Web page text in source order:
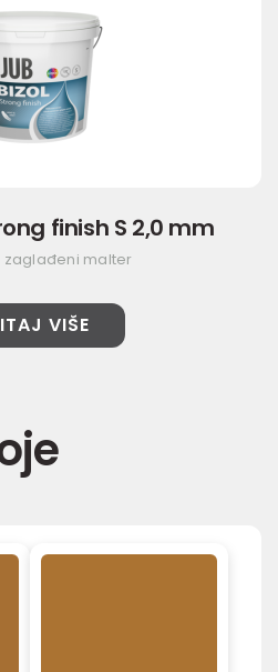
finish S 2,0 mm
zaglađeni malter
VIŠE